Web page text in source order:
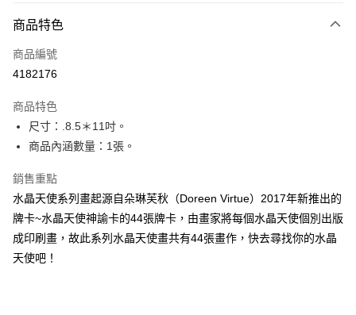
信用卡一次付款
超商取貨付款
Apple Pay
街口支付
悠遊付
ATM付款
商品特色
商品編號
4182176
商品特色
尺寸：.8.5＊11吋。
商品內涵數量：1張。
銷售重點
水晶天使系列畫起源自朵琳芙秋（Doreen Virtue）2017年新推出的
牌卡~水晶天使神諭卡的44張牌卡，由畫家將每個水晶天使個別出版
成印刷畫，故此系列水晶天使畫共有44張畫作，快去尋找你的水晶
天使吧！